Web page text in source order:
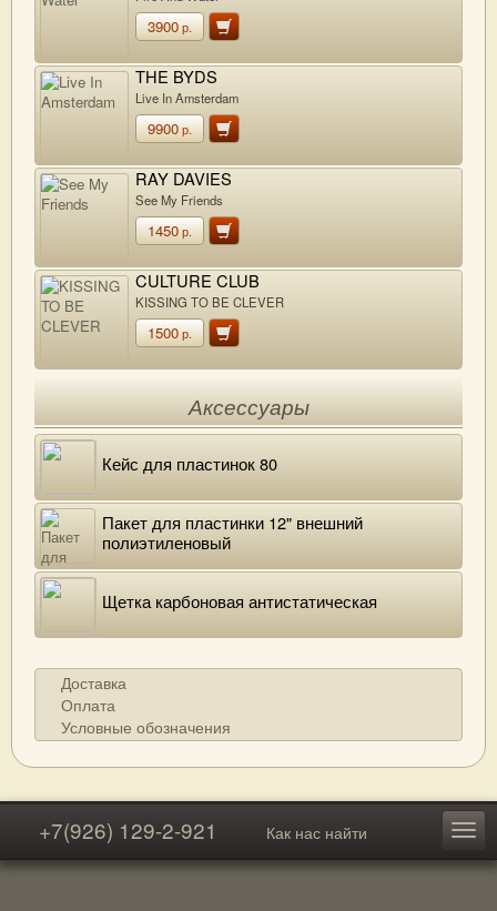
3900р.
THE BYDS
Live In Amsterdam
9900р.
RAY DAVIES
See My Friends
1450р.
CULTURE CLUB
KISSING TO BE CLEVER
1500р.
Аксессуары
Кейс для пластинок 80
Пакет для пластинки 12" внешний
полиэтиленовый
Щетка карбоновая антистатическая
Доставка
Оплата
Условные обозначения
+7(926) 129-2-921 Как нас найти